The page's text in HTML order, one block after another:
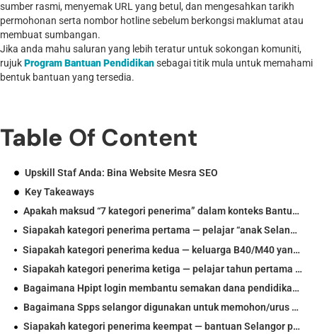
sumber rasmi, menyemak URL yang betul, dan mengesahkan tarikh
permohonan serta nombor hotline sebelum berkongsi maklumat atau
membuat sumbangan.
Jika anda mahu saluran yang lebih teratur untuk sokongan komuniti,
rujukProgram Bantuan Pendidikansebagai titik mula untuk memahami
bentuk bantuan yang tersedia.
Table Of Content
Upskill Staf Anda: Bina Website Mesra SEO
Key Takeaways
Apakah maksud “7 kategori penerima” dalam konteks Bantuan Pendidikan Selangor?
Siapakah kategori penerima pertama — pelajar “anak Selangor” untuk Bantuan Pendidikan Selangor?
Siapakah kategori penerima kedua — keluarga B40/M40 yang memerlukan Bantuan Pendidikan Selangor?
Siapakah kategori penerima ketiga — pelajar tahun pertama IPT melalui Bantuan Pendidikan Selangor?
Bagaimana Hpipt login membantu semakan dana pendidikan Selangor untuk pelajar IPT?
Bagaimana Spps selangor digunakan untuk memohon/urus pembiayaan pendidikan di Selangor?
Siapakah kategori penerima keempat — bantuan Selangor pelajar yang layak memohon?